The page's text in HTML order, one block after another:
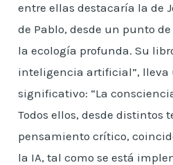
entre ellas destacaría la de
de Pablo, desde un punto
la ecología profunda. Su
inteligencia artificial”,
significativo: “La
Todos ellos, desde distintos
pensamiento crítico,
la IA, tal como se está